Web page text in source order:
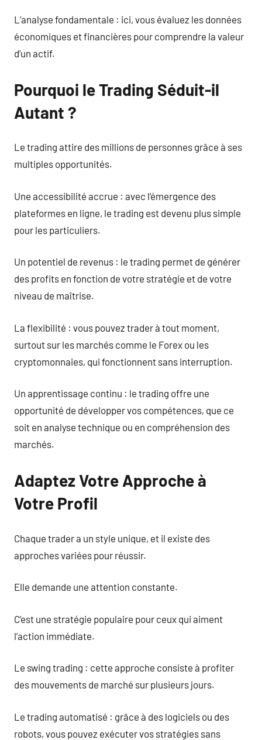
L’analyse fondamentale : ici, vous évaluez les données
économiques et financières pour comprendre la valeur
d’un actif.
Pourquoi le Trading Séduit-il
Autant ?
Le trading attire des millions de personnes grâce à ses
multiples opportunités.
Une accessibilité accrue : avec l’émergence des
plateformes en ligne, le trading est devenu plus simple
pour les particuliers.
Un potentiel de revenus : le trading permet de générer
des profits en fonction de votre stratégie et de votre
niveau de maîtrise.
La flexibilité : vous pouvez trader à tout moment,
surtout sur les marchés comme le Forex ou les
cryptomonnaies, qui fonctionnent sans interruption.
Un apprentissage continu : le trading offre une
opportunité de développer vos compétences, que ce
soit en analyse technique ou en compréhension des
marchés.
Adaptez Votre Approche à
Votre Profil
Chaque trader a un style unique, et il existe des
approches variées pour réussir.
Elle demande une attention constante.
C’est une stratégie populaire pour ceux qui aiment
l’action immédiate.
Le swing trading : cette approche consiste à profiter
des mouvements de marché sur plusieurs jours.
Le trading automatisé : grâce à des logiciels ou des
robots, vous pouvez exécuter vos stratégies sans